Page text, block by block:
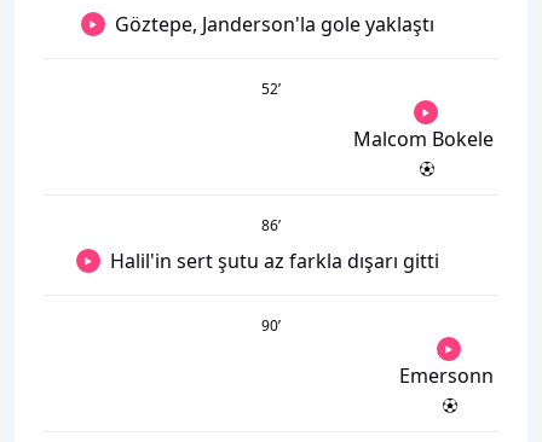
Göztepe, Janderson'la gole yaklaştı
52’
Malcom Bokele
86’
Halil'in sert şutu az farkla dışarı gitti
90’
Emersonn